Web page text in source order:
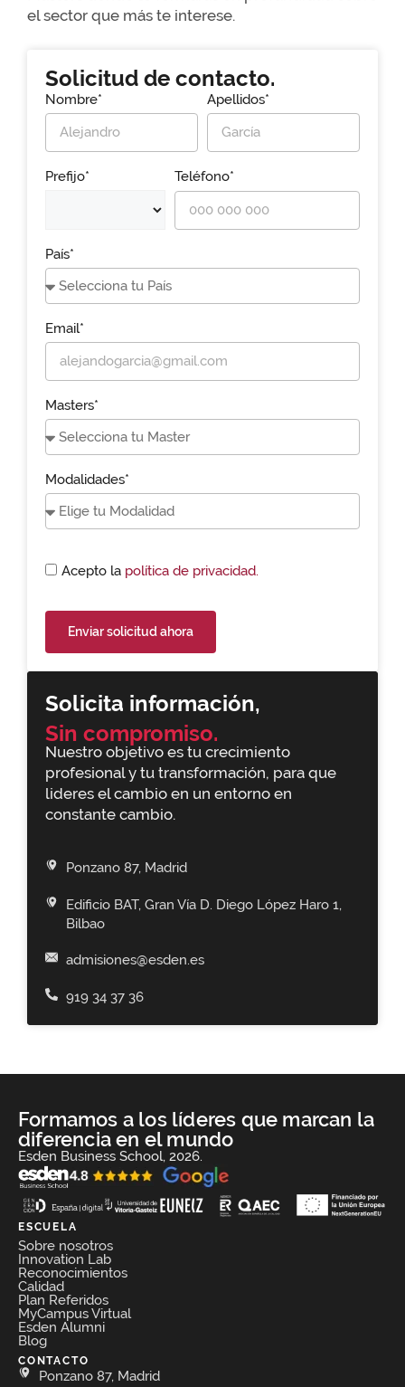
el sector que más te interese.
Solicita información,
Sin compromiso.
Nuestro objetivo es tu crecimiento
profesional y tu transformación, para que
lideres el cambio en un entorno en
constante cambio.
Ponzano 87, Madrid
Edificio BAT, Gran Vía D. Diego López Haro 1,
Bilbao
admisiones@esden.es
919 34 37 36
Solicitud de contacto.
Nombre* Apellidos*
Prefijo* Teléfono*
País*
Email*
Masters*
Modalidades*
Acepto la política de privacidad.
Enviar solicitud ahora
Formamos a los líderes que marcan la
diferencia en el mundo
Esden Business School, 2026.
ESCUELA
Sobre nosotros
Innovation Lab
Reconocimientos
Calidad
Plan Referidos
MyCampus Virtual
Esden Alumni
Blog
CONTACTO
Ponzano 87, Madrid